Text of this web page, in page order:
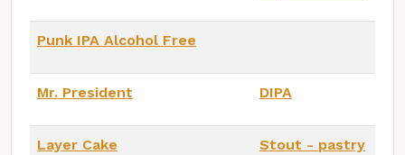
Punk IPA Alcohol Free
Mr. President DIPA
Layer Cake Stout - pastry